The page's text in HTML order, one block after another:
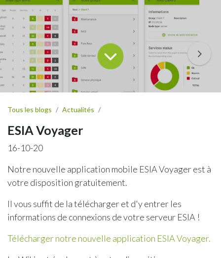
Tous les blogs Actualités
ESIA Voyager
16-10-20
Notre nouvelle application mobile ESIA Voyager est à
votre disposition gratuitement.
Il vous suffit de la télécharger et d'y entrer les
informations de connexions de votre serveur ESIA !
Télécharger notre nouvelle application ESIA Voyager.